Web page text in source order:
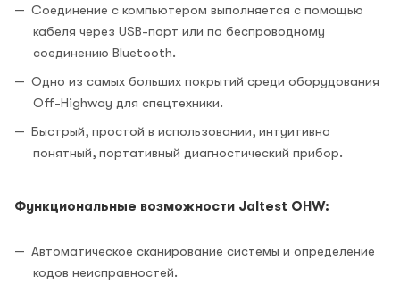
Соединение с компьютером выполняется с помощью
кабеля через USB-порт или по беспроводному
соединению Bluetooth.
Одно из самых больших покрытий среди оборудования
Off-Highway для спецтехники.
Быстрый, простой в использовании, интуитивно
понятный, портативный диагностический прибор.
Функциональные возможности Jaltest OHW:
Автоматическое сканирование системы и определение
кодов неисправностей.